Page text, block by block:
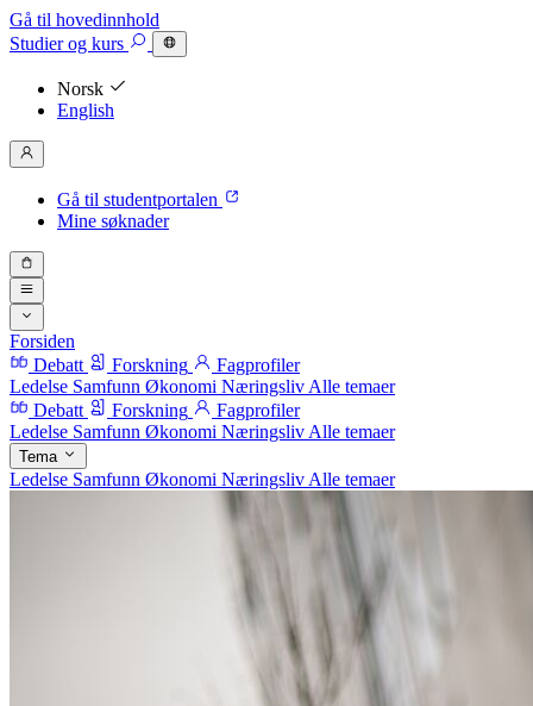
Gå til hovedinnhold
Studierog kurs
Norsk
English
Gå til studentportalen
Mine søknader
Forsiden
Debatt
Forskning
Fagprofiler
Ledelse Samfunn Økonomi Næringsliv Alle temaer
Debatt
Forskning
Fagprofiler
Ledelse Samfunn Økonomi Næringsliv Alle temaer
Tema
Ledelse Samfunn Økonomi Næringsliv Alle temaer